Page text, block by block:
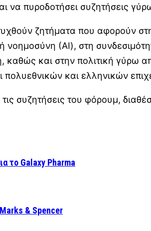
να πυροδοτήσει συζητήσεις
ζητήματα που αφορούν
νοημοσύνη (ΑΙ), στη
και στην πολιτική γύρω
πολυεθνικών και ελληνικών
συζητήσεις του φόρουμ,
το Galaxy Pharma
& Spencer